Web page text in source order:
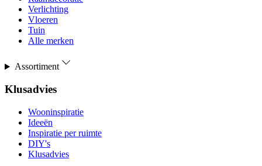
Verlichting
Vloeren
Tuin
Alle merken
Assortiment
Klusadvies
Wooninspiratie
Ideeën
Inspiratie per ruimte
DIY's
Klusadvies